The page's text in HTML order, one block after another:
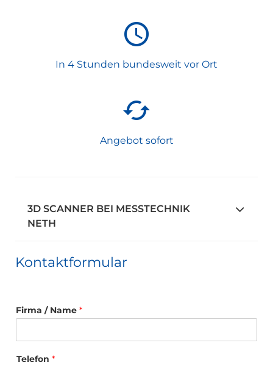
In 4 Stunden bundesweit vor Ort
Angebot sofort
3D SCANNER BEI MESSTECHNIK
NETH
Kontaktformular
Firma / Name *
Telefon *